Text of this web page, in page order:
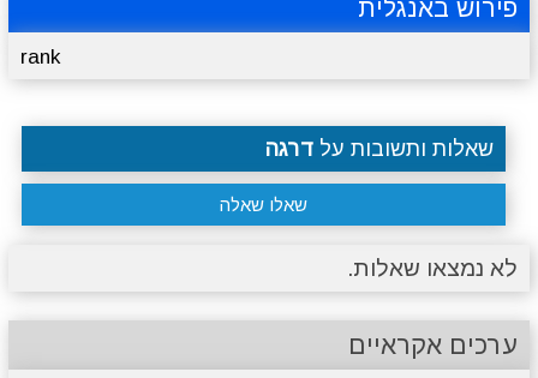
פירוש באנגלית
rank
שאלות ותשובות על דרגה
שאלו שאלה
לא נמצאו שאלות.
ערכים אקראיים